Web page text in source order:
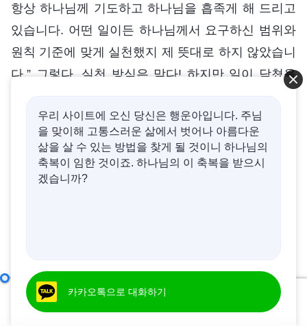
항상 하나님께 기도하고 하나님을 흡족게 해 드리고
있습니다. 어떤 일이든 하나님께서 요구하신 범위와
원칙 기준에 맞게 실천했지 제 뜻대로 하지 않았습니
다.” 그렇다. 실천 방식은 맞다! 하지만 일이 닥쳤을
천했느냐? 어떤 사람들은 하나님께 기도하고 간구할
때는 하나님이 존재한다고 여기지만, 막상 일이 닥치
면 하나님은 공기처럼 생각하고 자신의 의견이나 생
각을 불쑥 드러내며 자신의 뜻대로 행하려 한다. 그
이 존재하지 말아야 한다고 여긴다. 자신의 뜻대로
실행하면 충분하다고 생각해 하고 싶은 대로 하며 하
나님의 도를 찾을 필요가 전혀 없다고 여기는 것이
우리 사이트에 오신 당신은 행운아입니다. 주님
을 맞이해 고통스러운 삶에서 벗어나 아름다운
삶을 살 수 있는 방법을 찾게 될 것이니 하나님의
축복이 임한 것이죠. 하나님의 이 축복을 받으시
겠습니까?
카카오톡으로 대화하기